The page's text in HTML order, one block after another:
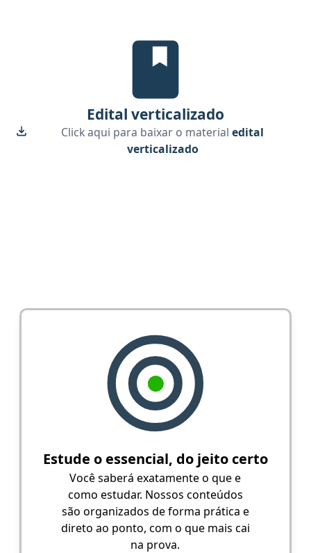
Edital Verticalizado, material
Edital verticalizado
Click aqui para baixar o materialedital
verticalizado
Estude o essencial, do jeito certo
Você saberá exatamente o que e
como estudar. Nossos conteúdos
são organizados de forma prática e
direto ao ponto, com o que mais cai
na prova.